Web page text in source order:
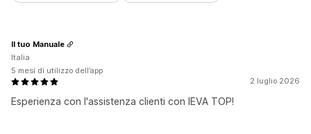
2 luglio 2026
Esperienza con l'assistenza clienti con IEVA TOP!
Il tuo Manuale
Italia
5 mesi di utilizzo dell’app